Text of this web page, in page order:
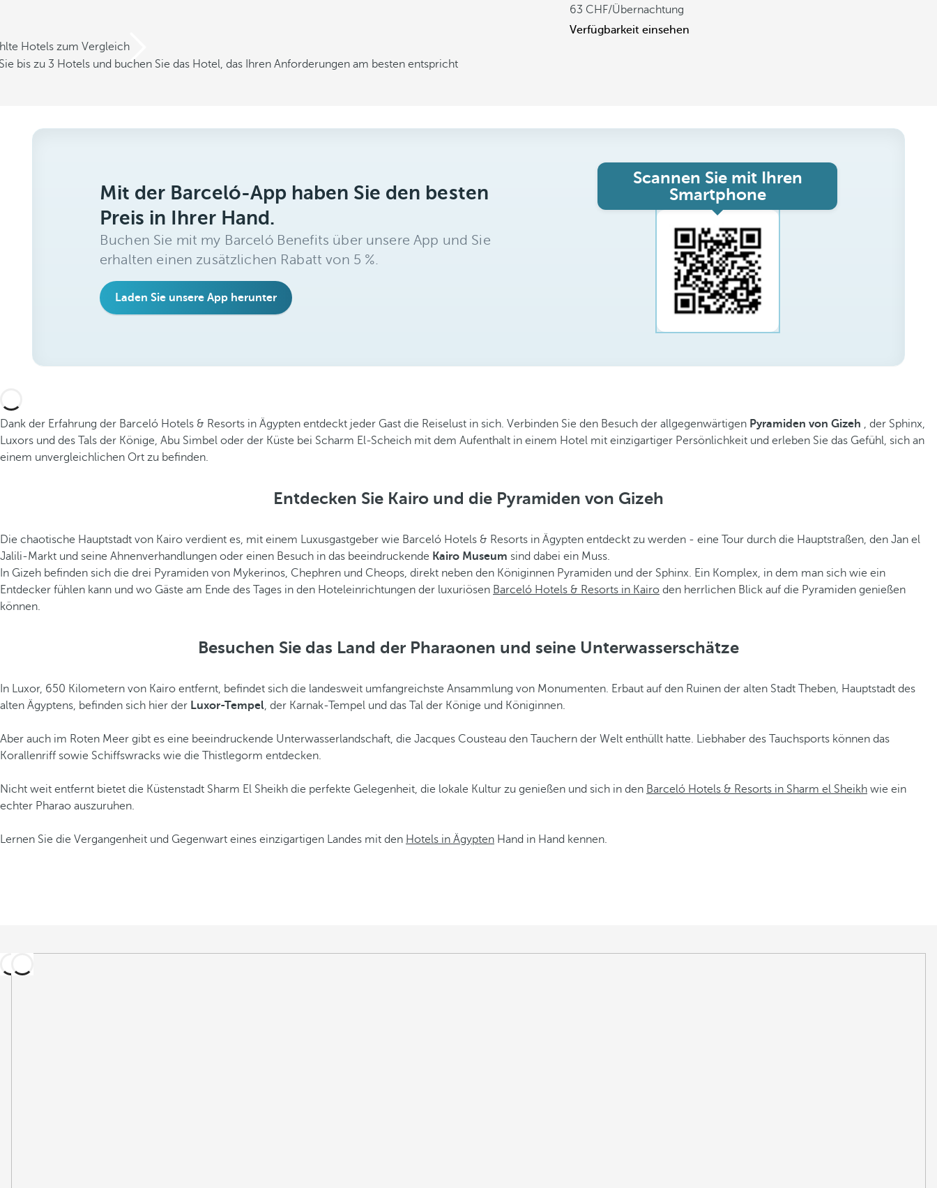
63
/Übernachtung
Verfügbarkeit einsehen
Hotels zum Vergleich
bis zu 3 Hotels und buchen Sie das Hotel, das Ihren Anforderungen am besten entspricht
Mit der Barceló-App haben Sie den besten
Preis in Ihrer Hand.
Buchen Sie mit my Barceló Benefits über unsere App und Sie
erhalten einen zusätzlichen Rabatt von 5 %.
Laden Sie unsere App herunter
Scannen Sie mit Ihren
Smartphone
Dank der Erfahrung der Barceló Hotels & Resorts in Ägypten entdeckt jeder Gast die Reiselust in sich. Verbinden Sie den Besuch der allgegenwärtigen Pyramiden von Gizeh , der Sphinx,
Luxors und des Tals der Könige, Abu Simbel oder der Küste bei Scharm El-Scheich mit dem Aufenthalt in einem Hotel mit einzigartiger Persönlichkeit und erleben Sie das Gefühl, sich an
einem unvergleichlichen Ort zu befinden.
Entdecken Sie Kairo und die Pyramiden von Gizeh
Die chaotische Hauptstadt von Kairo verdient es, mit einem Luxusgastgeber wie Barceló Hotels & Resorts in Ägypten entdeckt zu werden - eine Tour durch die Hauptstraßen, den Jan el
Jalili-Markt und seine Ahnenverhandlungen oder einen Besuch in das beeindruckende Kairo Museum sind dabei ein Muss.
In Gizeh befinden sich die drei Pyramiden von Mykerinos, Chephren und Cheops, direkt neben den Königinnen Pyramiden und der Sphinx. Ein Komplex, in dem man sich wie ein
Entdecker fühlen kann und wo Gäste am Ende des Tages in den Hoteleinrichtungen der luxuriösen Barceló Hotels & Resorts in Kairo den herrlichen Blick auf die Pyramiden genießen
können.
Besuchen Sie das Land der Pharaonen und seine Unterwasserschätze
In Luxor, 650 Kilometern von Kairo entfernt, befindet sich die landesweit umfangreichste Ansammlung von Monumenten. Erbaut auf den Ruinen der alten Stadt Theben, Hauptstadt des
alten Ägyptens, befinden sich hier der Luxor-Tempel, der Karnak-Tempel und das Tal der Könige und Königinnen.
Aber auch im Roten Meer gibt es eine beeindruckende Unterwasserlandschaft, die Jacques Cousteau den Tauchern der Welt enthüllt hatte. Liebhaber des Tauchsports können das
Korallenriff sowie Schiffswracks wie die Thistlegorm entdecken.
Nicht weit entfernt bietet die Küstenstadt Sharm El Sheikh die perfekte Gelegenheit, die lokale Kultur zu genießen und sich in den Barceló Hotels & Resorts in Sharm el Sheikh wie ein
echter Pharao auszuruhen.
Lernen Sie die Vergangenheit und Gegenwart eines einzigartigen Landes mit den Hotels in Ägypten Hand in Hand kennen.